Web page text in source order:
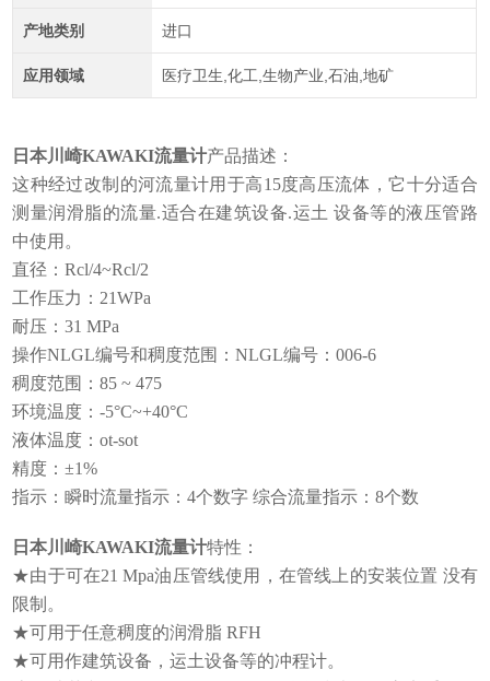
产地类别 进口
应用领域 医疗卫生,化工,生物产业,石油,地矿
日本川崎KAWAKI流量计产品描述：
这种经过改制的河流量计用于高15度高压流体，它十分适合
测量润滑脂的流量.适合在建筑设备.运土 设备等的液压管路
中使用。
直径：Rcl/4~Rcl/2
工作压力：21WPa
耐压：31 MPa
操作NLGL编号和稠度范围：NLGL编号：006-6
稠度范围：85 ~ 475
环境温度：-5°C~+40°C
液体温度：ot-sot
精度：±1%
指示：瞬时流量指示：4个数字 综合流量指示：8个数
日本川崎KAWAKI流量计特性：
★由于可在21 Mpa油压管线使用，在管线上的安装位置 没有
限制。
★可用于任意稠度的润滑脂 RFH
★可用作建筑设备，运土设备等的冲程计。